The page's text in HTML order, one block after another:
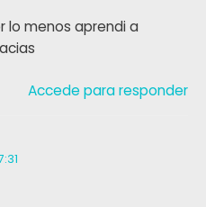
lo menos aprendi a
Accede para responder